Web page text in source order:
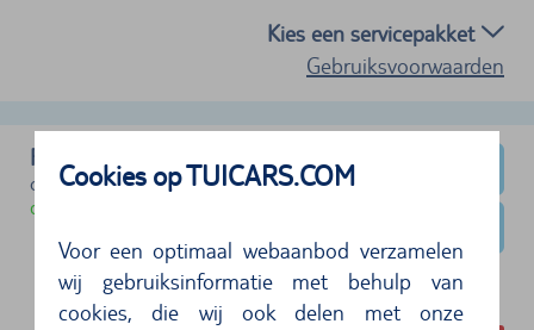
Cookies op TUICARS.COM
Voor een optimaal webaanbod verzamelen
wij gebruiksinformatie met behulp van
cookies, die wij ook delen met onze
Kies een servicepakket
Gebruiksvoorwaarden
Ford Fusion
of soortgelijk (Categorie E)
direct beschikbaar